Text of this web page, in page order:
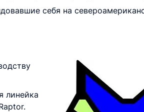
себя на
линейка